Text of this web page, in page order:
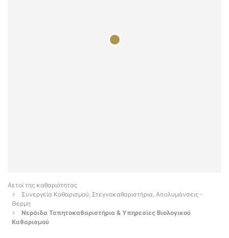
Αετοί της καθαριότητας
Συνεργεία Καθαρισμού, Στεγνοκαθαριστήρια, Απολυμάνσεις -
Θερμη
Νεράιδα Ταπητοκαθαριστήρια & Υπηρεσίες Βιολογικού
Καθαρισμού